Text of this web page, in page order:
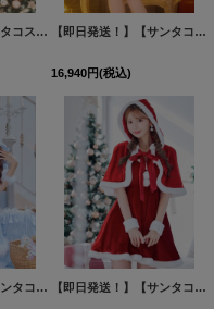
【即日発送】【サンタコス 5点セット】【XS-Lサイズ/2カラー】ラメツイードセットアップサンタ[HC02]三上悠亜着用 【即日発送！】【サンタコス 4点セット】【XS-XLサイズ/3カラー】ツイードビジュープリーツスカートサンタコスプレ[HC03]
16,940円(税込)
【即日発送！】【サンタコス 4点セット】【XS-XLサイズ/3カラー】ツイードビジュープリーツスカートサンタコスプレ[HC03] 【即日発送！】【サンタコス 4点セット】【S-Lサイズ/2カラー】ポンチョ付きフレアサンタコスプレ[HC03]